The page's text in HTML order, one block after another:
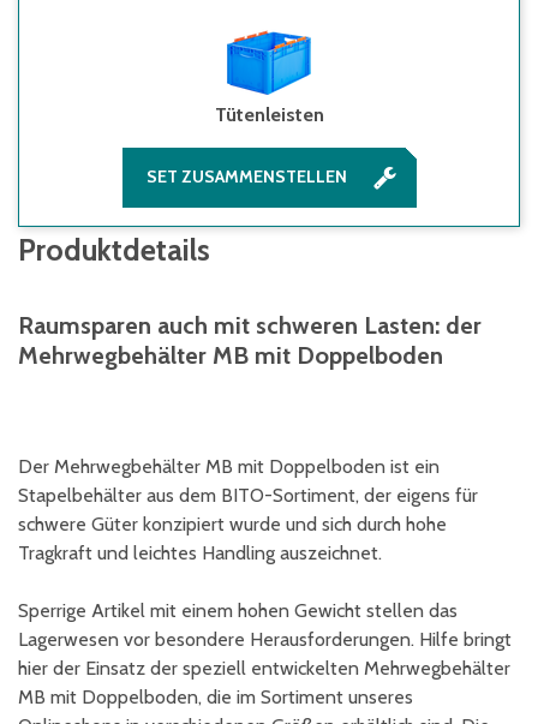
Tütenleisten
SET ZUSAMMENSTELLEN
Produktdetails
Raumsparen auch mit schweren Lasten: der
Mehrwegbehälter MB mit Doppelboden
Der Mehrwegbehälter MB mit Doppelboden ist ein
Stapelbehälter aus dem BITO-Sortiment, der eigens für
schwere Güter konzipiert wurde und sich durch hohe
Tragkraft und leichtes Handling auszeichnet.
Sperrige Artikel mit einem hohen Gewicht stellen das
Lagerwesen vor besondere Herausforderungen. Hilfe bringt
hier der Einsatz der speziell entwickelten Mehrwegbehälter
MB mit Doppelboden, die im Sortiment unseres